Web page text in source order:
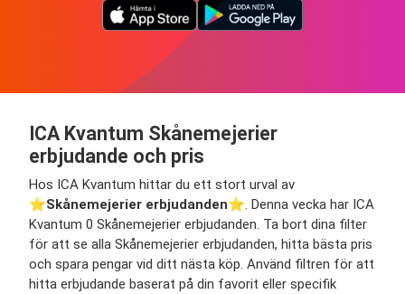
ICA Kvantum Skånemejerier
erbjudande och pris
Hos ICA Kvantum hittar du ett stort urval av
⭐️Skånemejerier erbjudanden⭐️. Denna vecka har ICA
Kvantum 0 Skånemejerier erbjudanden. Ta bort dina filter
för att se alla Skånemejerier erbjudanden, hitta bästa pris
och spara pengar vid ditt nästa köp. Använd filtren för att
hitta erbjudande baserat på din favorit eller specifik